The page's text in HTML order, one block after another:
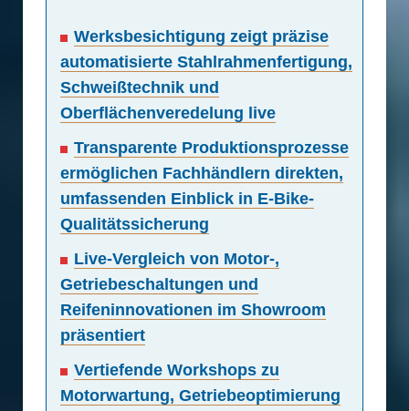
Werksbesichtigung zeigt präzise
automatisierte Stahlrahmenfertigung,
Schweißtechnik und
Oberflächenveredelung live
Transparente Produktionsprozesse
ermöglichen Fachhändlern direkten,
umfassenden Einblick in E-Bike-
Qualitätssicherung
Live-Vergleich von Motor-,
Getriebeschaltungen und
Reifeninnovationen im Showroom
präsentiert
Vertiefende Workshops zu
Motorwartung, Getriebeoptimierung